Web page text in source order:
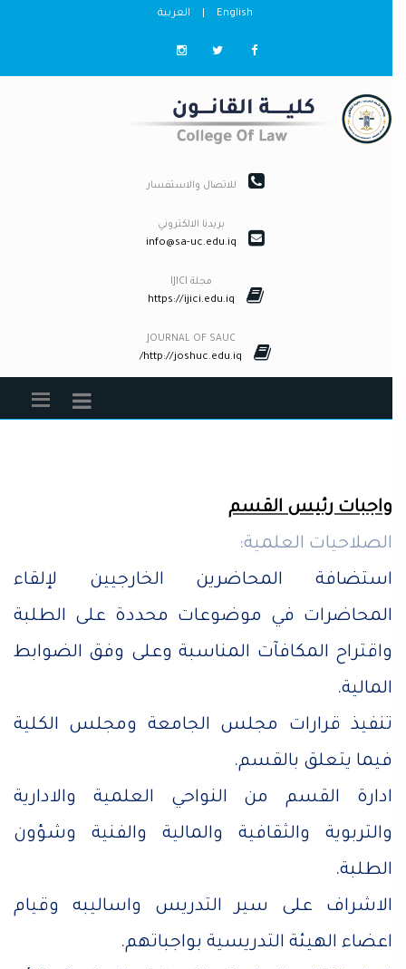
English
| العربية
للاتصال والاستفسار
بريدنا الالكتروني
info@sa-uc.edu.iq
مجلة IJICI
https://ijici.edu.iq
JOURNAL OF SAUC
http://joshuc.edu.iq/
واجبات رئيس القسم
الصلاحيات العلمية:
استضافة المحاضرين الخارجيين لإلقاء
المحاضرات في موضوعات محددة على الطلبة
واقتراح المكافآت المناسبة وعلى وفق الضوابط
المالية.
تنفيذ قرارات مجلس الجامعة ومجلس الكلية
فيما يتعلق بالقسم.
ادارة القسم من النواحي العلمية والادارية
والتربوية والثقافية والمالية والفنية وشؤون
الطلبة.
الاشراف على سير التدريس واساليبه وقيام
اعضاء الهيئة التدريسية بواجباتهم.